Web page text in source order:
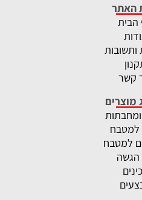
האתר
הבית
ותשובות
קשר
מוצרים
ומחבתות
למטבח
למטבח
הגשה